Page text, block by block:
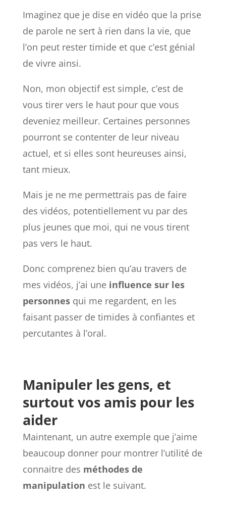
Imaginez que je dise en vidéo que la prise
de parole ne sert à rien dans la vie, que
l’on peut rester timide et que c’est génial
de vivre ainsi.
Non, mon objectif est simple, c’est de
vous tirer vers le haut pour que vous
deveniez meilleur. Certaines personnes
pourront se contenter de leur niveau
actuel, et si elles sont heureuses ainsi,
tant mieux.
Mais je ne me permettrais pas de faire
des vidéos, potentiellement vu par des
plus jeunes que moi, qui ne vous tirent
pas vers le haut.
Donc comprenez bien qu’au travers de
mes vidéos, j’ai une influence sur les
personnesqui me regardent, en les
faisant passer de timides à confiantes et
percutantes à l’oral.
Manipuler les gens, et
surtout vos amis pour les
aider
Maintenant, un autre exemple que j’aime
beaucoup donner pour montrer l’utilité de
connaitre des méthodes de
manipulation est le suivant.